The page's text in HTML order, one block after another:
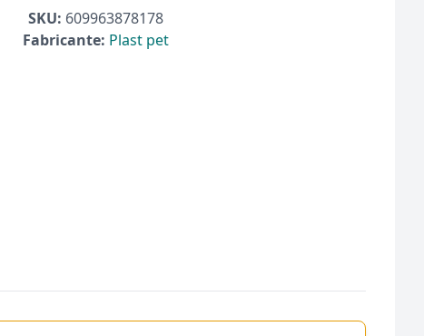
SKU: 609963878178
Fabricante: Plast pet